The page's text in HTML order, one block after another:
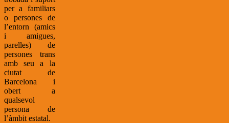
per a familiars
o persones de
l’entorn (amics
i amigues,
parelles) de
persones trans
amb seu a la
ciutat de
Barcelona i
obert a
qualsevol
persona de
l’àmbit estatal.